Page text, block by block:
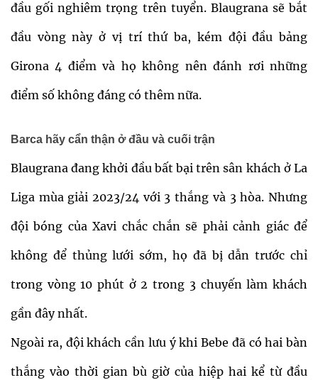
đầu gối nghiêm trọng trên tuyển. Blaugrana sẽ bắt
đầu vòng này ở vị trí thứ ba, kém đội đầu bảng
Girona 4 điểm và họ không nên đánh rơi những
điểm số không đáng có thêm nữa.
Barca hãy cẩn thận ở đầu và cuối trận
Blaugrana đang khởi đầu bất bại trên sân khách ở La
Liga mùa giải 2023/24 với 3 thắng và 3 hòa. Nhưng
đội bóng của Xavi chắc chắn sẽ phải cảnh giác để
không để thủng lưới sớm, họ đã bị dẫn trước chỉ
trong vòng 10 phút ở 2 trong 3 chuyến làm khách
gần đây nhất.
Ngoài ra, đội khách cần lưu ý khi Bebe đã có hai bàn
thắng vào thời gian bù giờ của hiệp hai kể từ đầu